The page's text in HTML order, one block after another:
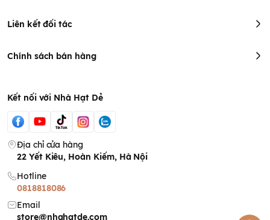
Liên kết đối tác
Chính sách bán hàng
Kết nối với Nhà Hạt Dẻ
Địa chỉ cửa hàng
22 Yết Kiêu, Hoàn Kiếm, Hà Nội
Hotline
0818818086
Email
store@nhahatde.com